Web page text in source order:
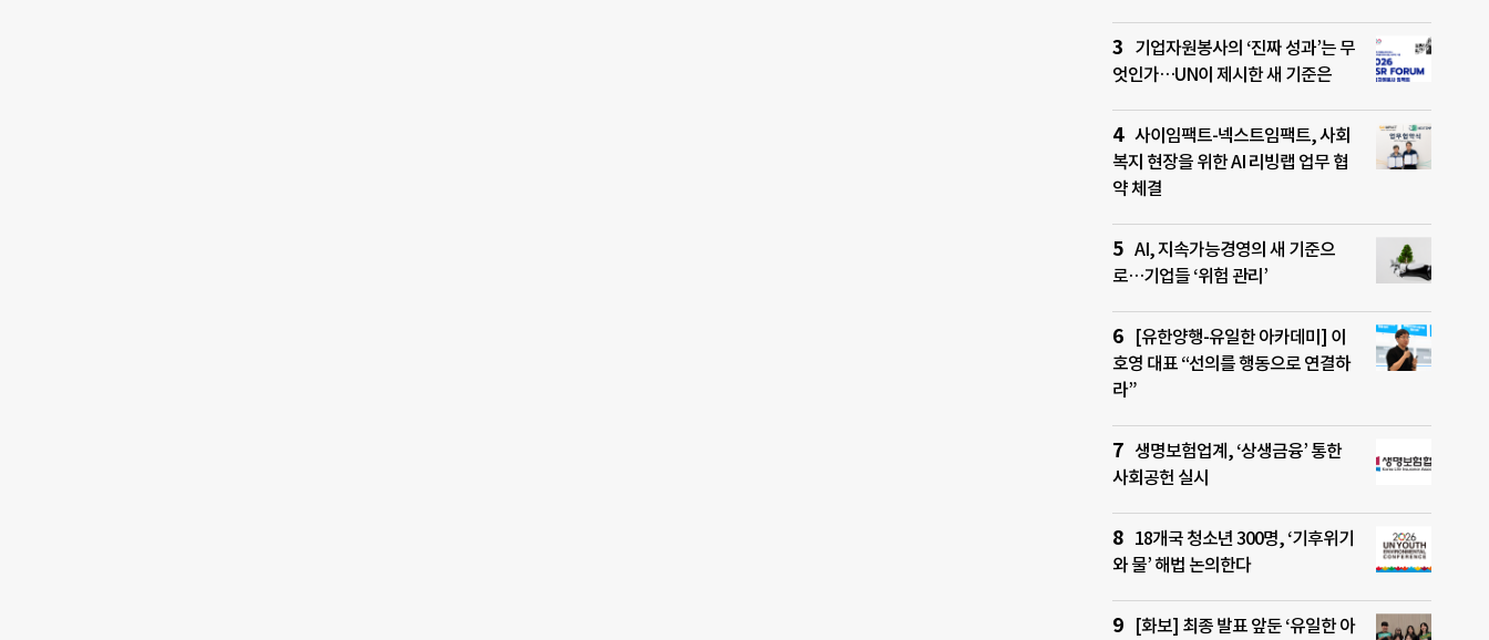
기업자원봉사의 ‘진짜 성과’는 무
엇인가…UN이 제시한 새 기준은
사이임팩트-넥스트임팩트, 사회
복지 현장을 위한 AI 리빙랩 업무 협
약 체결
AI, 지속가능경영의 새 기준으
로…기업들 ‘위험 관리’
[유한양행-유일한 아카데미] 이
호영 대표 “선의를 행동으로 연결하
라”
생명보험업계, ‘상생금융’ 통한
사회공헌 실시
18개국 청소년 300명, ‘기후위기
와 물’ 해법 논의한다
[화보] 최종 발표 앞둔 ‘유일한 아